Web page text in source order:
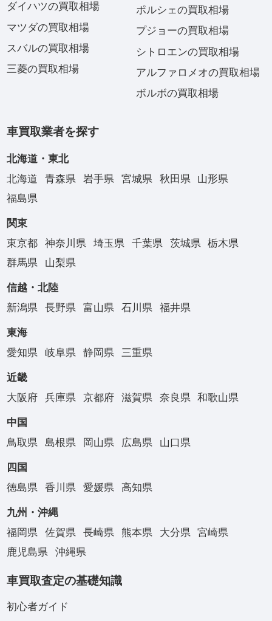
ダイハツの買取相場
マツダの買取相場
スバルの買取相場
三菱の買取相場
ポルシェの買取相場
プジョーの買取相場
シトロエンの買取相場
アルファロメオの買取相場
ボルボの買取相場
車買取業者を探す
北海道・東北
北海道
青森県 岩手県 宮城県 秋田県
山形県
福島県
関東
東京都
神奈川県 埼玉県 千葉県 茨城県
栃木県
群馬県
山梨県
信越・北陸
新潟県
長野県 富山県 石川県 福井県
東海
愛知県
岐阜県 静岡県 三重県
近畿
大阪府
兵庫県 京都府 滋賀県 奈良県 和歌山県
中国
鳥取県
島根県 岡山県 広島県 山口県
四国
徳島県
香川県 愛媛県 高知県
九州・沖縄
福岡県
佐賀県 長崎県 熊本県 大分県
宮崎県
鹿児島県
沖縄県
車買取査定の基礎知識
初心者ガイド